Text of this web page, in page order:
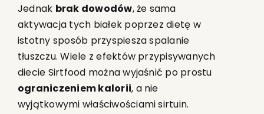
Jednak brak dowodów, że sama
aktywacja tych białek poprzez dietę w
istotny sposób przyspiesza spalanie
tłuszczu. Wiele z efektów przypisywanych
diecie Sirtfood można wyjaśnić po prostu
ograniczeniem kalorii, a nie
wyjątkowymi właściwościami sirtuin.